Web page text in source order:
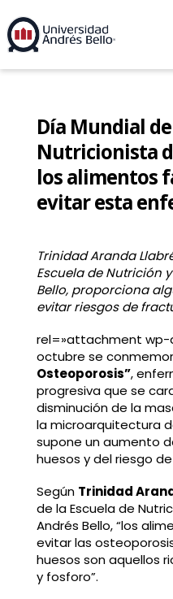
Día Mundial
Nutricionista
los alimentos
evitar esta
Trinidad Aranda
Escuela de Nutrición
Bello, proporciona
evitar riesgos de
rel=»attachment wp-
octubre se
Osteoporosis”,
progresiva que se
disminución de la
la microarquitectura
supone un aumento
huesos y del riesgo
Según Trinidad
de la Escuela de
Andrés Bello, “los
evitar las
huesos son aquellos
y fosforo”.